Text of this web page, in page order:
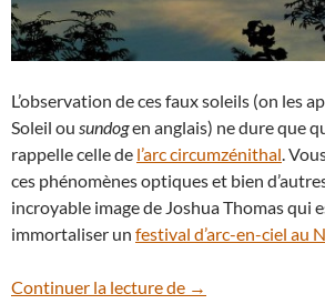
L’observation de ces faux soleils (on les
Soleil ou sundogen anglais) ne dure que
rappelle celle de l’arc circumzénithal.
ces phénomènes optiques et bien
incroyable image de Joshua Thomas qui
immortaliser un festival d’arc-en-ciel au
Continuer la lecture de Un spectaculaire
→